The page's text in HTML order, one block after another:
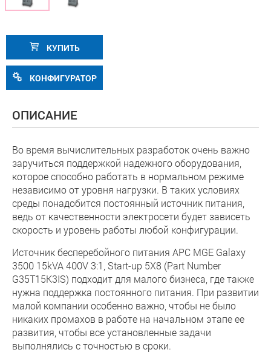
КУПИТЬ
КОНФИГУРАТОР
ОПИСАНИЕ
Во время вычислительных разработок очень важно
заручиться поддержкой надежного оборудования,
которое способно работать в нормальном режиме
независимо от уровня нагрузки. В таких условиях
среды понадобится постоянный источник питания,
ведь от качественности электросети будет зависеть
скорость и уровень работы любой конфигурации.
Источник бесперебойного питания APC MGE Galaxy
3500 15kVA 400V 3:1, Start-up 5X8 (Part Number
G35T15K3IS) подходит для малого бизнеса, где также
нужна поддержка постоянного питания. При развитии
малой компании особенно важно, чтобы не было
никаких промахов в работе на начальном этапе ее
развития, чтобы все установленные задачи
выполнялись с точностью в сроки.